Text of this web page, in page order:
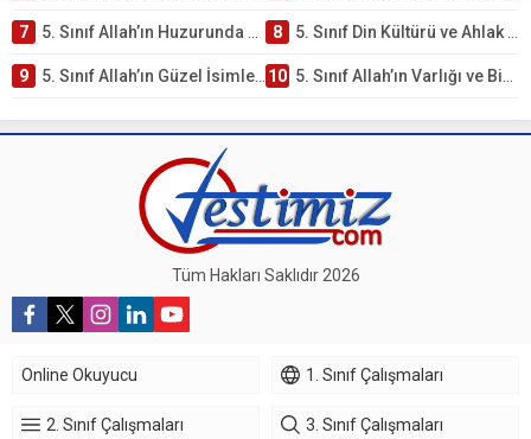
7 5. Sınıf Allah’ın Huzurunda Olmak – Namaz İbadeti Testi 8 5. Sınıf Din Kültürü ve Ahlak Bilgisi 1. Ünite: Allah İnancı Çalışmaları
9 5. Sınıf Allah’ın Güzel İsimleri Testi – Online Çöz 10 5. Sınıf Allah’ın Varlığı ve Birliği Testi – Online Çöz
Tüm Hakları Saklıdır 2026
Online Okuyucu 1. Sınıf Çalışmaları
2. Sınıf Çalışmaları 3. Sınıf Çalışmaları